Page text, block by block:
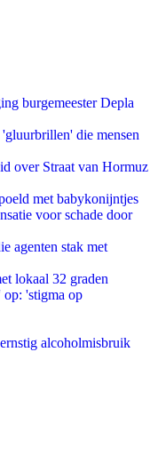
burgemeester Depla
die mensen
over Straat van Hormuz
met babykonijntjes
voor schade door
agenten stak met
lokaal 32 graden
'stigma op
alcoholmisbruik